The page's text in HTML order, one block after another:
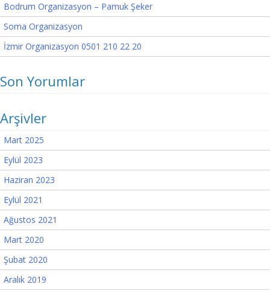
Bodrum Organizasyon – Pamuk Şeker
Soma Organizasyon
İzmir Organizasyon 0501 210 22 20
Son Yorumlar
Arşivler
Mart 2025
Eylül 2023
Haziran 2023
Eylül 2021
Ağustos 2021
Mart 2020
Şubat 2020
Aralık 2019